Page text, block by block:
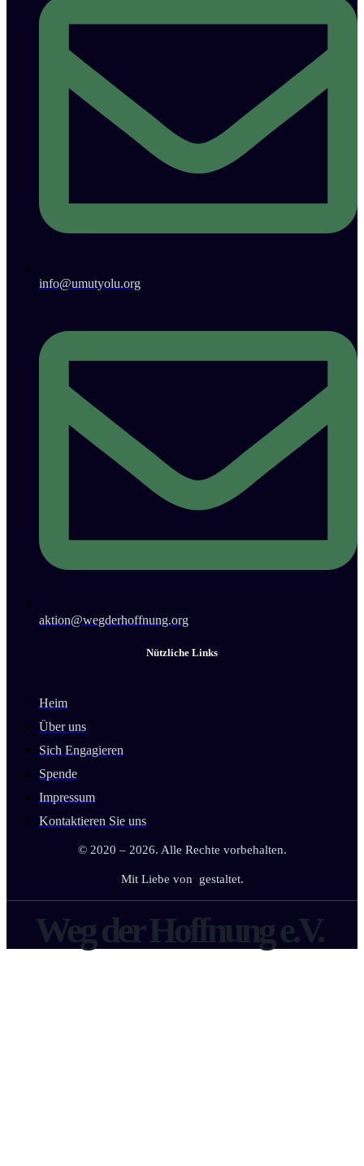
info@umutyolu.org
aktion@wegderhoffnung.org
Nützliche Links
Heim
Über uns
Sich Engagieren
Spende
Impressum
Kontaktieren Sie uns
© 2020 – 2026. Alle Rechte vorbehalten.
Mit Liebe von gestaltet.
Weg der Hoffnung e.V.